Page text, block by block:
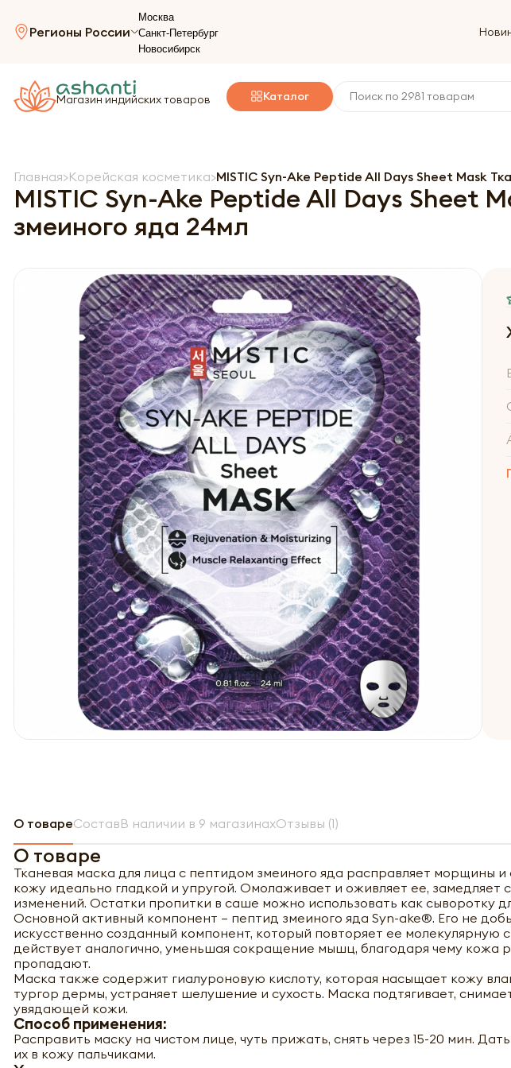
Регионы России
Москва
Санкт-Петербург
Новосибирск
Магазин индийских товаров Каталог
Главная Корейская косметика MISTIC Syn-Ake Peptide All Days Sheet Mask
MISTIC Syn-Ake Peptide All Days Sheet
змеиного яда 24мл
О товареСоставВ наличии в 9 магазинахОтзывы (1)
О товаре
Тканевая маска для лица с пептидом змеиного яда расправляет морщины
кожу идеально гладкой и упругой. Омолаживает и оживляет ее, замедляет
изменений. Остатки пропитки в саше можно использовать как сыворотку
Основной активный компонент – пептид змеиного яда Syn-ake®. Его не
искусственно созданный компонент, который повторяет ее молекулярную
действует аналогично, уменьшая сокращение мышц, благодаря чему кожа
пропадают.
Маска также содержит гиалуроновую кислоту, которая насыщает кожу
тургор дермы, устраняет шелушение и сухость. Маска подтягивает,
увядающей кожи.
Способ применения:
Расправить маску на чистом лице, чуть прижать, снять через 15-20 мин.
их в кожу пальчиками.